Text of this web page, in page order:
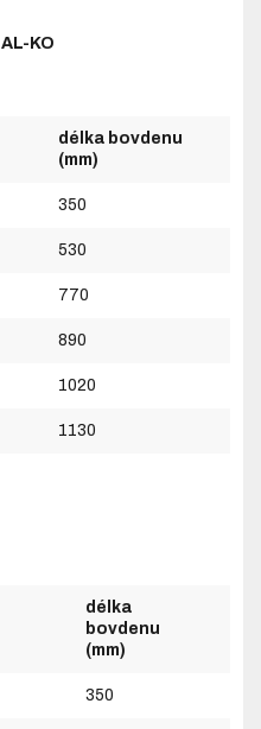
KO
délka bovdenu
(mm)
350
530
770
890
1020
1130
délka
bovdenu
(mm)
350